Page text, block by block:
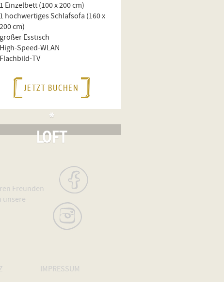
1 Einzelbett (100 x 200 cm)
1 hochwertiges Schlafsofa (160 x
200 cm)
großer Esstisch
High-Speed-WLAN
Flachbild-TV
JETZT BUCHEN
*
LOFT
Freunden
unsere
IMPRESSUM